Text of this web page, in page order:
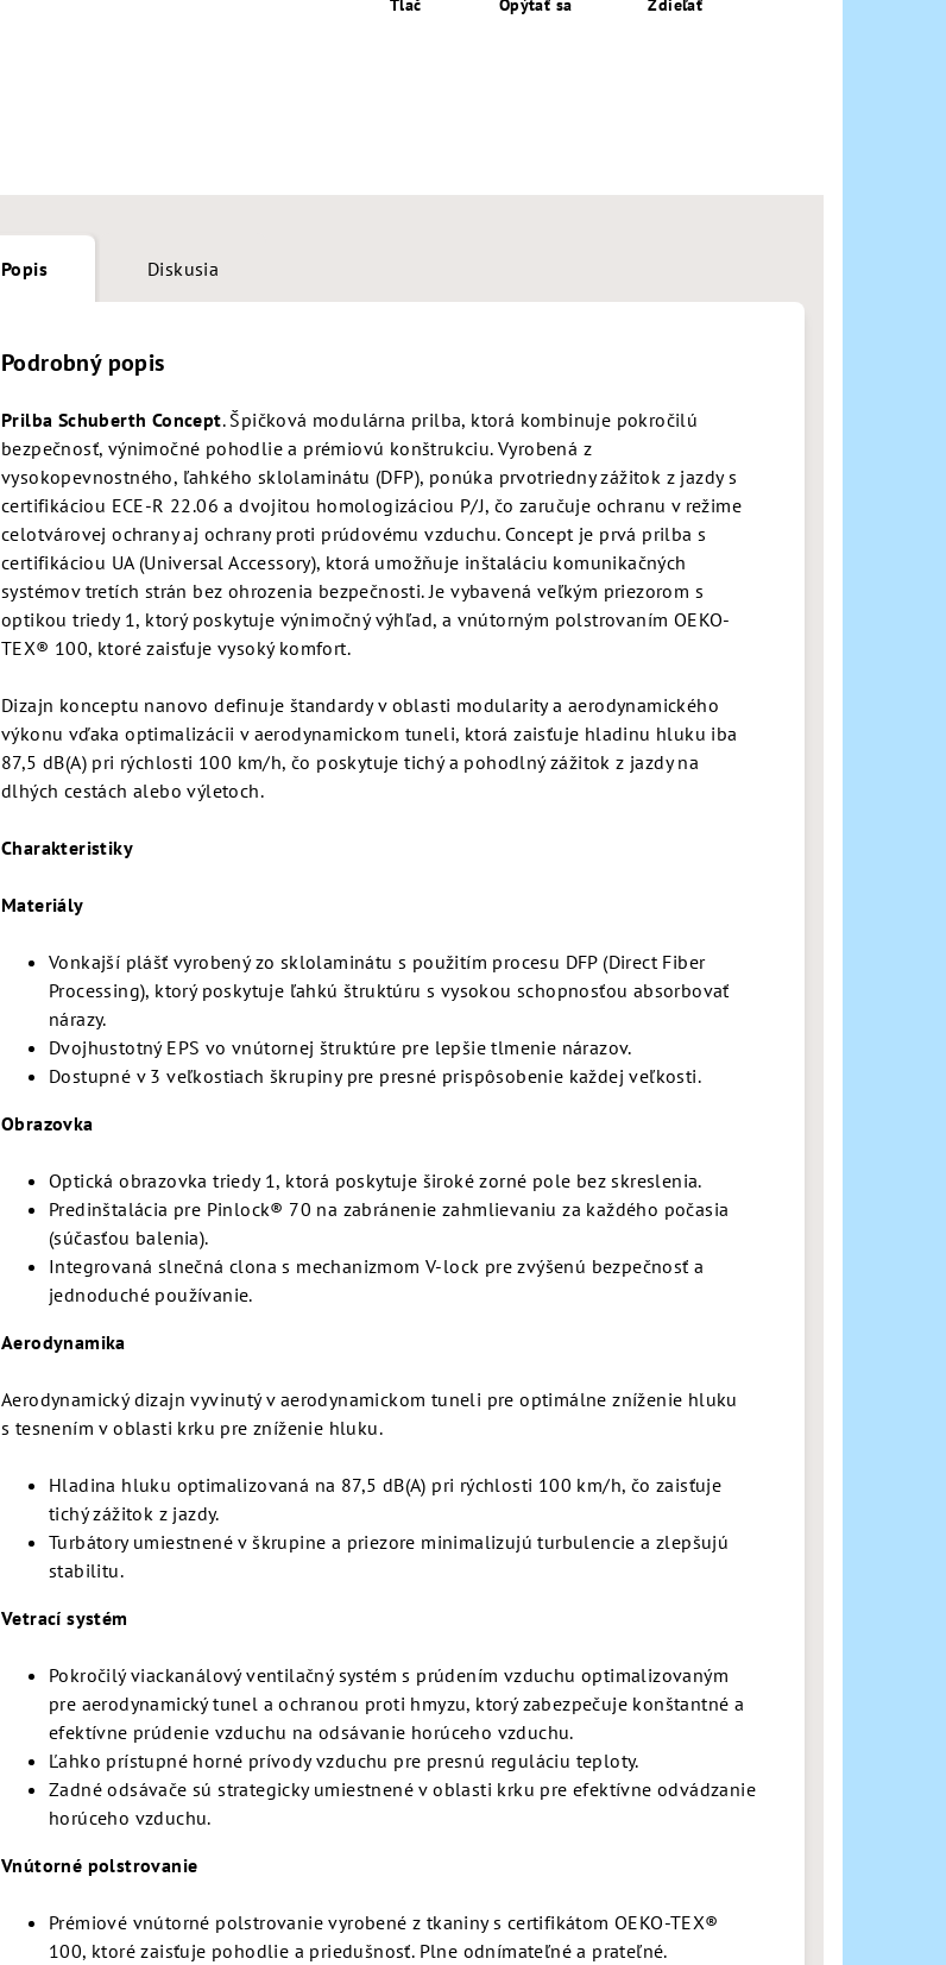
Tlač Opýtať sa Zdieľať
Popis Diskusia
Podrobný popis
Prilba Schuberth Concept. Špičková modulárna prilba, ktorá kombinuje pokročilú
bezpečnosť, výnimočné pohodlie a prémiovú konštrukciu. Vyrobená z
vysokopevnostného, ​​ľahkého sklolaminátu (DFP), ponúka prvotriedny zážitok z jazdy s
certifikáciou ECE-R 22.06 a dvojitou homologizáciou P/J, čo zaručuje ochranu v režime
celotvárovej ochrany aj ochrany proti prúdovému vzduchu. Concept je prvá prilba s
certifikáciou UA (Universal Accessory), ktorá umožňuje inštaláciu komunikačných
systémov tretích strán bez ohrozenia bezpečnosti. Je vybavená veľkým priezorom s
optikou triedy 1, ktorý poskytuje výnimočný výhľad, a vnútorným polstrovaním OEKO-
TEX® 100, ktoré zaisťuje vysoký komfort.
Dizajn konceptu nanovo definuje štandardy v oblasti modularity a aerodynamického
výkonu vďaka optimalizácii v aerodynamickom tuneli, ktorá zaisťuje hladinu hluku iba
87,5 dB(A) pri rýchlosti 100 km/h, čo poskytuje tichý a pohodlný zážitok z jazdy na
dlhých cestách alebo výletoch.
Charakteristiky
Materiály
Vonkajší plášť vyrobený zo sklolaminátu s použitím procesu DFP (Direct Fiber
Processing), ktorý poskytuje ľahkú štruktúru s vysokou schopnosťou absorbovať
nárazy.
Dvojhustotný EPS vo vnútornej štruktúre pre lepšie tlmenie nárazov.
Dostupné v 3 veľkostiach škrupiny pre presné prispôsobenie každej veľkosti.
Obrazovka
Optická obrazovka triedy 1, ktorá poskytuje široké zorné pole bez skreslenia.
Predinštalácia pre Pinlock® 70 na zabránenie zahmlievaniu za každého počasia
(súčasťou balenia).
Integrovaná slnečná clona s mechanizmom V-lock pre zvýšenú bezpečnosť a
jednoduché používanie.
Aerodynamika
Aerodynamický dizajn vyvinutý v aerodynamickom tuneli pre optimálne zníženie hluku
s tesnením v oblasti krku pre zníženie hluku.
Hladina hluku optimalizovaná na 87,5 dB(A) pri rýchlosti 100 km/h, čo zaisťuje
tichý zážitok z jazdy.
Turbátory umiestnené v škrupine a priezore minimalizujú turbulencie a zlepšujú
stabilitu.
Vetrací systém
Pokročilý viackanálový ventilačný systém s prúdením vzduchu optimalizovaným
pre aerodynamický tunel a ochranou proti hmyzu, ktorý zabezpečuje konštantné a
efektívne prúdenie vzduchu na odsávanie horúceho vzduchu.
Ľahko prístupné horné prívody vzduchu pre presnú reguláciu teploty.
Zadné odsávače sú strategicky umiestnené v oblasti krku pre efektívne odvádzanie
horúceho vzduchu.
Vnútorné polstrovanie
Prémiové vnútorné polstrovanie vyrobené z tkaniny s certifikátom OEKO-TEX®
100, ktoré zaisťuje pohodlie a priedušnosť. Plne odnímateľné a prateľné.